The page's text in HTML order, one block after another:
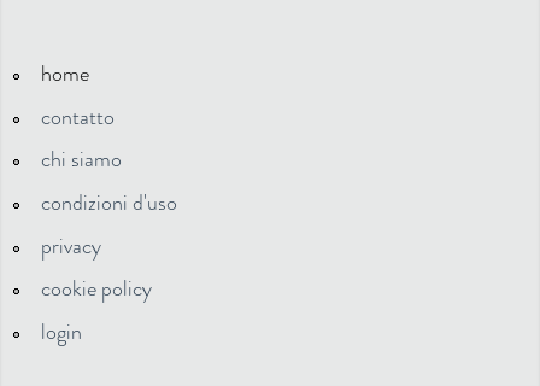
home
contatto
chi siamo
condizioni d'uso
privacy
cookie policy
login